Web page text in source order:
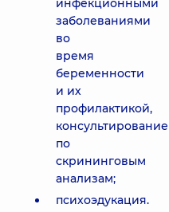
инфекционными
заболеваниями
во
время
беременности
и их
профилактикой,
консультирование
по
скрининговым
анализам;
психоэдукация.